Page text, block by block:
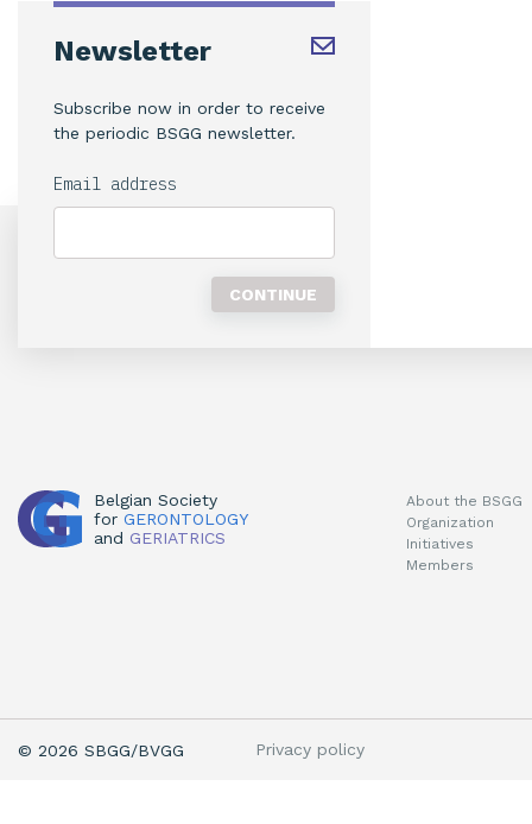
Newsletter
Subscribe now in order to receive
the periodic BSGG newsletter.
Email address
Belgian Society
for GERONTOLOGY
and GERIATRICS
About the BSGG
Organization
Initiatives
Members
© 2026 SBGG/BVGG Privacy policy